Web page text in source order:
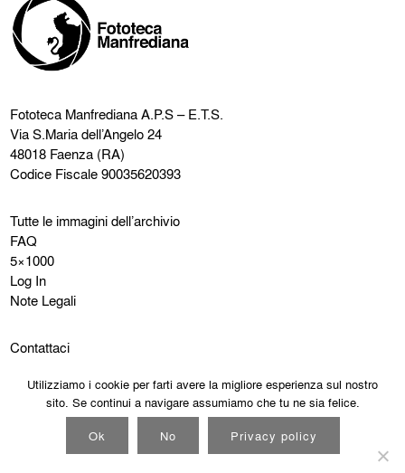
Fototeca ManfredianaA.P.S – E.T.S.
Via S.Maria dell’Angelo 24
48018 Faenza (RA)
Codice Fiscale 90035620393
Tutte le immagini dell’archivio
FAQ
5×1000
Log In
Note Legali
Contattaci
Facebook
Cookie Policy
Utilizziamo i cookie per farti avere la migliore esperienza sul nostro
sito. Se continui a navigare assumiamo che tu ne sia felice.
Ok
No Privacy policy